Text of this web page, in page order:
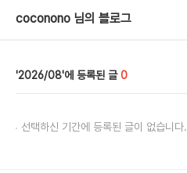
coconono 님의 블로그
2026/08 0
선택하신 기간에 등록된 글이 없습니다.